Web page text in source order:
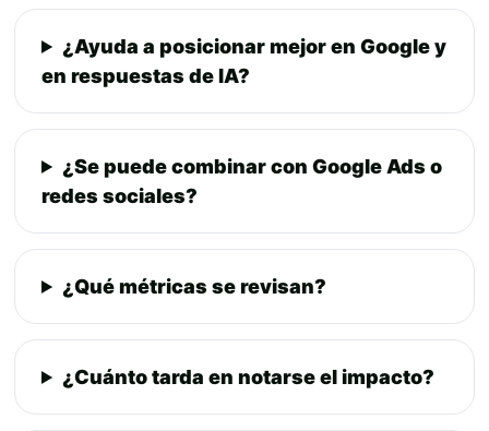
¿Ayuda a posicionar mejor en Google y
en respuestas de IA?
¿Se puede combinar con Google Ads o
redes sociales?
¿Qué métricas se revisan?
¿Cuánto tarda en notarse el impacto?